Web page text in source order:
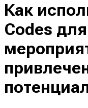
Как
Codes